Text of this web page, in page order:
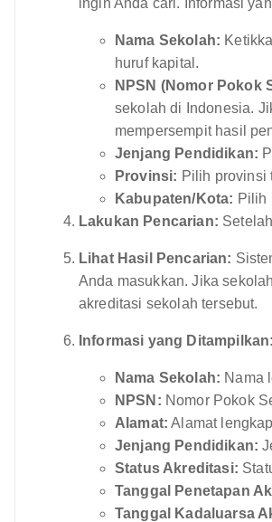
Nama Sekolah:
huruf kapital.
NPSN (Nomor Pokok
sekolah di Indonesia.
mempersempit hasil
Jenjang Pendidikan:
Provinsi: Pilih provinsi
Kabupaten/Kota: Pilih
Lakukan Pencarian:
Lihat Hasil Pencarian:
Anda masukkan. Jika
akreditasi sekolah tersebut.
Informasi yang Ditampilkan:
Nama Sekolah: Nama
NPSN: Nomor Pokok
Alamat: Alamat
Jenjang Pendidikan:
Status Akreditasi:
Tanggal Penetapan
Tanggal Kadaluarsa